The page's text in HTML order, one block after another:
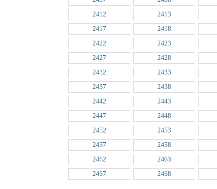
2412
2413
2417
2418
2422
2423
2427
2428
2432
2433
2437
2438
2442
2443
2447
2448
2452
2453
2457
2458
2462
2463
2467
2468